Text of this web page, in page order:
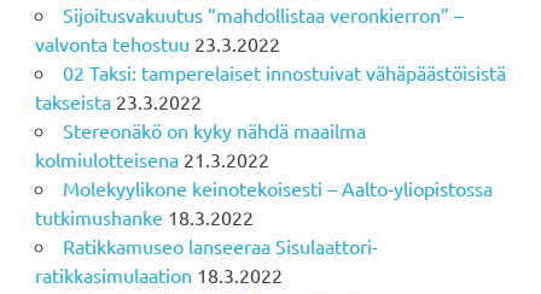
Sijoitusvakuutus “mahdollistaa veronkierron” –
valvonta tehostuu 23.3.2022
02 Taksi: tamperelaiset innostuivat vähäpäästöisistä
takseista 23.3.2022
Stereonäkö on kyky nähdä maailma
kolmiulotteisena 21.3.2022
Molekyylikone keinotekoisesti – Aalto-yliopistossa
tutkimushanke 18.3.2022
Ratikkamuseo lanseeraa Sisulaattori-
ratikkasimulaation 18.3.2022